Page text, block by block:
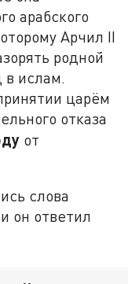
арабского
Арчил II
родной
в ислам.
царём
отказа
от
слова
он ответил